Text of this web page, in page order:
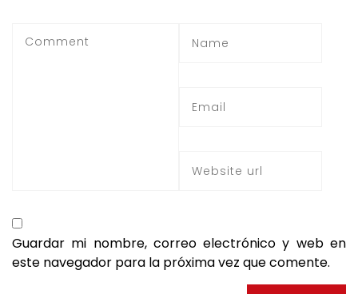
Guardar mi nombre, correo electrónico y web en
este navegador para la próxima vez que comente.